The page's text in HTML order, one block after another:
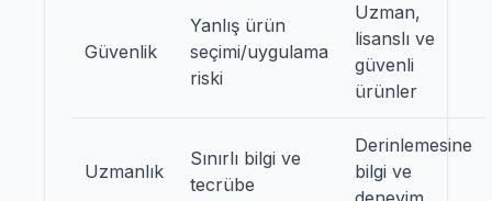
Güvenlik
Yanlış ürün
seçimi/uygulama
riski
Uzman,
lisanslı ve
güvenli
ürünler
Uzmanlık
Sınırlı bilgi ve
tecrübe
Derinlemesine
bilgi ve